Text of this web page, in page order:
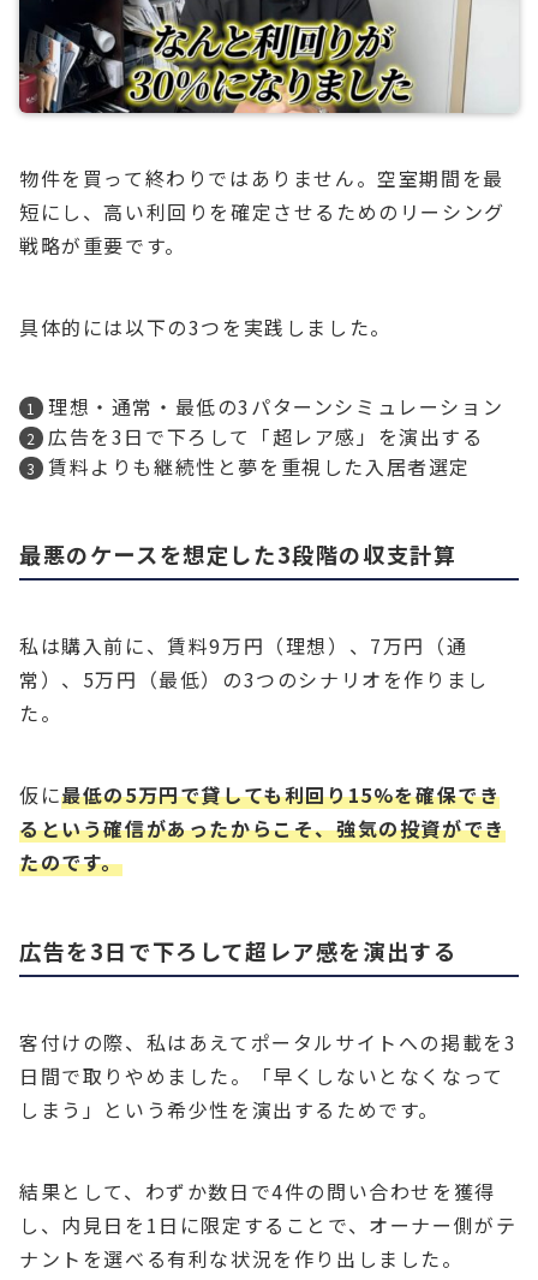
物件を買って終わりではありません。空室期間を最
短にし、高い利回りを確定させるためのリーシング
戦略が重要です。
具体的には以下の3つを実践しました。
理想・通常・最低の3パターンシミュレーション
広告を3日で下ろして「超レア感」を演出する
賃料よりも継続性と夢を重視した入居者選定
最悪のケースを想定した3段階の収支計算
私は購入前に、賃料9万円（理想）、7万円（通
常）、5万円（最低）の3つのシナリオを作りまし
た。
仮に最低の5万円で貸しても利回り15%を確保でき
るという確信があったからこそ、強気の投資ができ
たのです。
広告を3日で下ろして超レア感を演出する
客付けの際、私はあえてポータルサイトへの掲載を3
日間で取りやめました。「早くしないとなくなって
しまう」という希少性を演出するためです。
結果として、わずか数日で4件の問い合わせを獲得
し、内見日を1日に限定することで、オーナー側がテ
ナントを選べる有利な状況を作り出しました。